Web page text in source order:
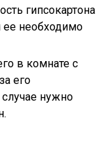
гипсокартона
ее необходимо
в комнате с
его
нужно